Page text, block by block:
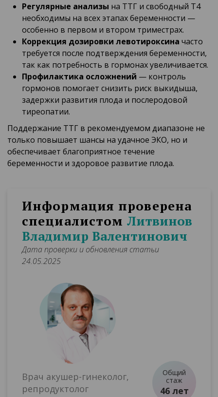
Регулярные анализы на ТТГ и свободный Т4
необходимы на всех этапах беременности —
особенно в первом и втором триместрах.
Коррекция дозировки левотироксина часто
требуется после подтверждения беременности,
так как потребность в гормонах увеличивается.
Профилактика осложнений — контроль
гормонов помогает снизить риск выкидыша,
задержки развития плода и послеродовой
тиреопатии.
Поддержание ТТГ в рекомендуемом диапазоне не
только повышает шансы на удачное ЭКО, но и
обеспечивает благоприятное течение
беременности и здоровое развитие плода.
Информация проверена
специалистомЛитвинов
Владимир Валентинович
Дата проверки и обновления статьи
24.05.2025
Врач акушер-гинеколог,
репродуктолог
Общий
стаж
46 лет